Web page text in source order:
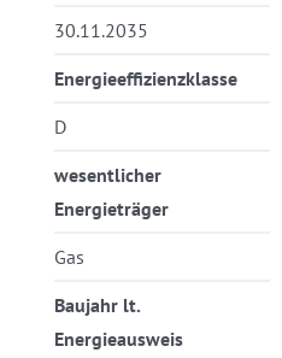
30.11.2035
Energieeffizienzklasse
D
wesentlicher
Energieträger
Gas
Baujahr lt.
Energieausweis